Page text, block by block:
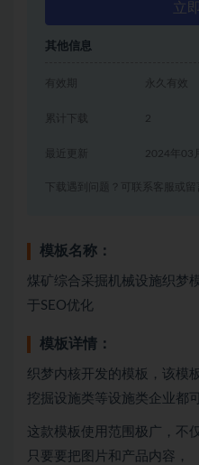
立
其他信息
有效期 永久有效
累计下载 2
2024年03
下载遇到问题？可联系客服或留
模板名称：
煤矿综合采掘机械设施织梦
于SEO优化
模板详情：
织梦内核开发的模板，该模
挖掘设施类等设施类企业都
这款模板使用范围极广，不
只要要把图片和产品内容，